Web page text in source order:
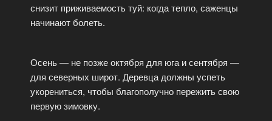
снизит приживаемость туй: когда тепло, саженцы
начинают болеть.
Осень — не позже октября для юга и сентября —
для северных широт. Деревца должны успеть
укорениться, чтобы благополучно пережить свою
первую зимовку.